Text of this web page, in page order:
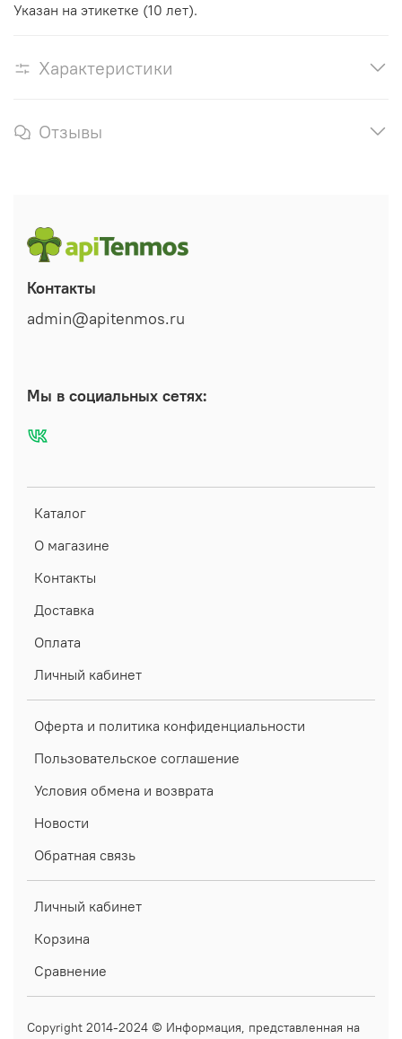
Указан на этикетке (10 лет).
Характеристики
Отзывы
Каталог
О магазине
Контакты
Доставка
Оплата
Личный кабинет
Оферта и политика конфиденциальности
Пользовательское соглашение
Условия обмена и возврата
Новости
Обратная связь
Личный кабинет
Корзина
Сравнение
Контакты
admin@apitenmos.ru
Мы в социальных сетях:
Copyright 2014-2024 © Информация, представленная на